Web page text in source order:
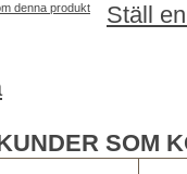
denna produkt Ställ
SOM